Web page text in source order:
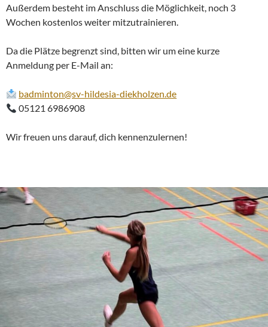
Außerdem besteht im Anschluss die Möglichkeit, noch 3
Wochen kostenlos weiter mitzutrainieren.
Da die Plätze begrenzt sind, bitten wir um eine kurze
Anmeldung per E-Mail an:
badminton@sv-hildesia-diekholzen.de
05121 6986908
Wir freuen uns darauf, dich kennenzulernen!